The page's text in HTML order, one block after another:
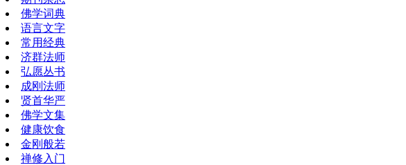
佛学词典
语言文字
常用经典
济群法师
弘愿丛书
成刚法师
贤首华严
佛学文集
健康饮食
金刚般若
禅修入门